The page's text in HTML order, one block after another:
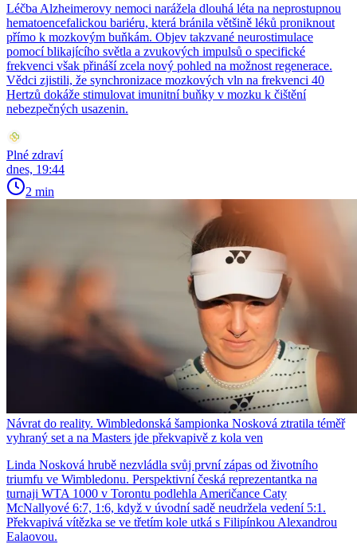
Léčba Alzheimerovy nemoci narážela dlouhá léta na neprostupnou
hematoencefalickou bariéru, která bránila většině léků proniknout
přímo k mozkovým buňkám. Objev takzvané neurostimulace
pomocí blikajícího světla a zvukových impulsů o specifické
frekvenci však přináší zcela nový pohled na možnost regenerace.
Vědci zjistili, že synchronizace mozkových vln na frekvenci 40
Hertzů dokáže stimulovat imunitní buňky v mozku k čištění
nebezpečných usazenin.
Plné zdraví
dnes, 19:44
2 min
Návrat do reality. Wimbledonská šampionka Nosková ztratila téměř
vyhraný set a na Masters jde překvapivě z kola ven
Linda Nosková hrubě nezvládla svůj první zápas od životního
triumfu ve Wimbledonu. Perspektivní česká reprezentantka na
turnaji WTA 1000 v Torontu podlehla Američance Caty
McNallyové 6:7, 1:6, když v úvodní sadě neudržela vedení 5:1.
Překvapivá vítězka se ve třetím kole utká s Filipínkou Alexandrou
Ealaovou.